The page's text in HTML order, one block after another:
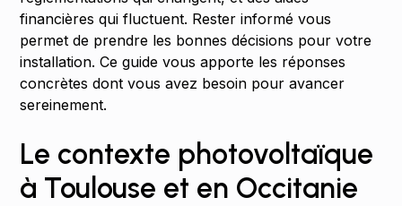
financières qui fluctuent. Rester informé vous
permet de prendre les bonnes décisions pour votre
installation. Ce guide vous apporte les réponses
concrètes dont vous avez besoin pour avancer
sereinement.
Le contexte photovoltaïque
à Toulouse et en Occitanie